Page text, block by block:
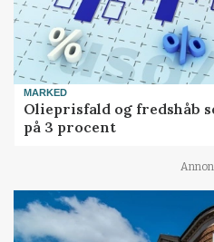
MARKED
Olieprisfald og fredshåb
på 3 procent